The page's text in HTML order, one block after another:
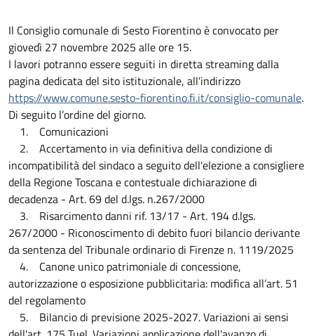
Descrizione
Il Consiglio comunale di Sesto Fiorentino è convocato per
giovedì 27 novembre 2025 alle ore 15.
I lavori potranno essere seguiti in diretta streaming dalla
pagina dedicata del sito istituzionale, all’indirizzo
https://www.comune.sesto-fiorentino.fi.it/consiglio-comunale.
Di seguito l’ordine del giorno.
1. Comunicazioni
2. Accertamento in via definitiva della condizione di
incompatibilità del sindaco a seguito dell'elezione a consigliere
della Regione Toscana e contestuale dichiarazione di
decadenza - Art. 69 del d.lgs. n.267/2000
3. Risarcimento danni rif. 13/17 - Art. 194 d.lgs.
267/2000 - Riconoscimento di debito fuori bilancio derivante
da sentenza del Tribunale ordinario di Firenze n. 1119/2025
4. Canone unico patrimoniale di concessione,
autorizzazione o esposizione pubblicitaria: modifica all’art. 51
del regolamento
5. Bilancio di previsione 2025-2027. Variazioni ai sensi